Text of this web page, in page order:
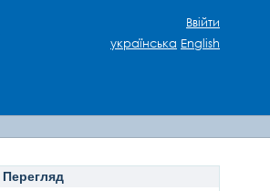
Ввійти
українська English
Перегляд